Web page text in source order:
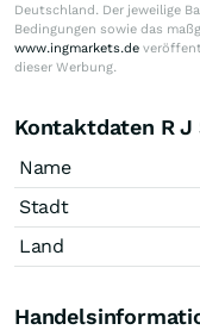
Deutschland. Der jeweilige
Bedingungen sowie das
www.ingmarkets.de
dieser Werbung.
Kontaktdaten R J
Name
Stadt
Land